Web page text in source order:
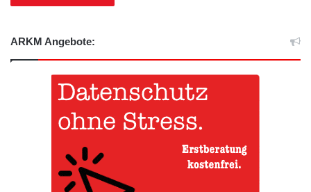
ARKM Angebote: